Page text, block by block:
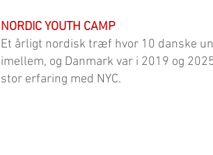
NORDIC YOUTH CAMP
Et årligt nordisk træf hvor 10 danske
imellem, og Danmark var i 2019 og
stor erfaring med NYC.